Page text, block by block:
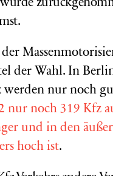
der Wahl. In
werden nur noch
nur noch 319 Kfz
und in den
hoch ist.